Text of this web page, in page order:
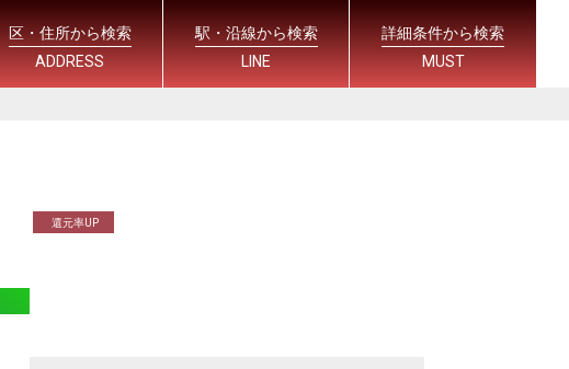
区・住所から検索
ADDRESS
駅・沿線から検索
LINE
詳細条件から検索
MUST
還元率UP